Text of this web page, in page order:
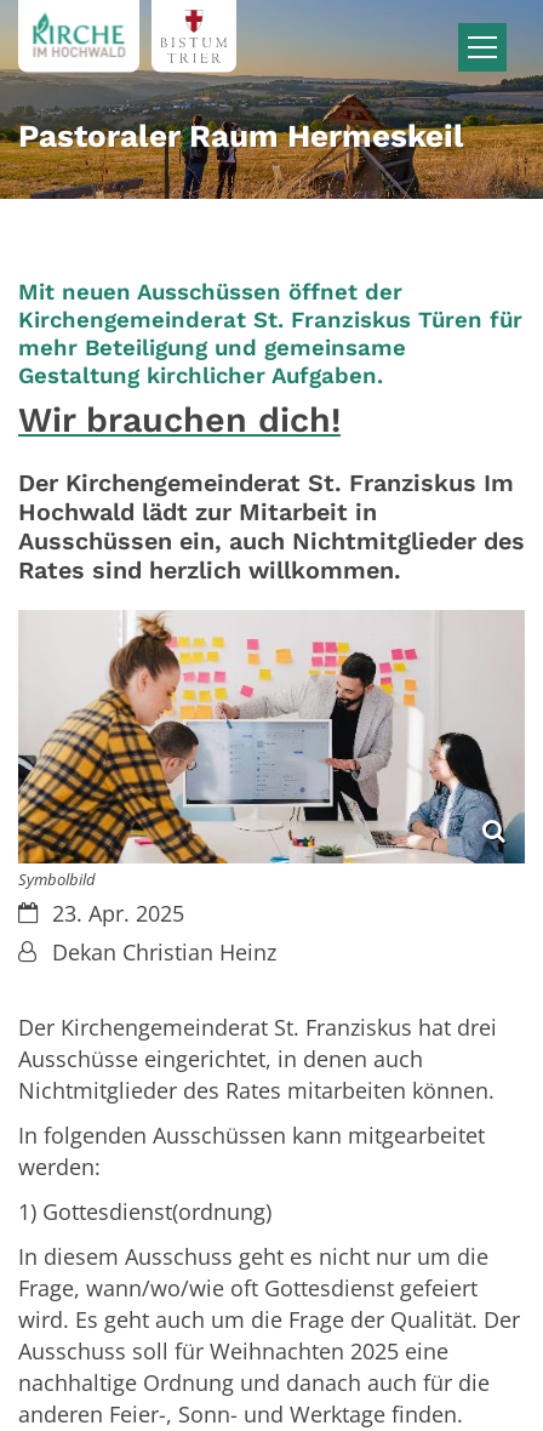
Zum Inhalt springen
Pastoraler Raum Hermeskeil
Mit neuen Ausschüssen öffnet der
Kirchengemeinderat St. Franziskus Türen für
mehr Beteiligung und gemeinsame
Gestaltung kirchlicher Aufgaben.:
Wir brauchen dich!
Der Kirchengemeinderat St. Franziskus Im
Hochwald lädt zur Mitarbeit in
Ausschüssen ein, auch Nichtmitglieder des
Rates sind herzlich willkommen.
Symbolbild
Datum:23. Apr. 2025
Von:Dekan Christian Heinz
Der Kirchengemeinderat St. Franziskus hat drei
Ausschüsse eingerichtet, in denen auch
Nichtmitglieder des Rates mitarbeiten können.
In folgenden Ausschüssen kann mitgearbeitet
werden:
1) Gottesdienst(ordnung)
In diesem Ausschuss geht es nicht nur um die
Frage, wann/wo/wie oft Gottesdienst gefeiert
wird. Es geht auch um die Frage der Qualität. Der
Ausschuss soll für Weihnachten 2025 eine
nachhaltige Ordnung und danach auch für die
anderen Feier-, Sonn- und Werktage finden.